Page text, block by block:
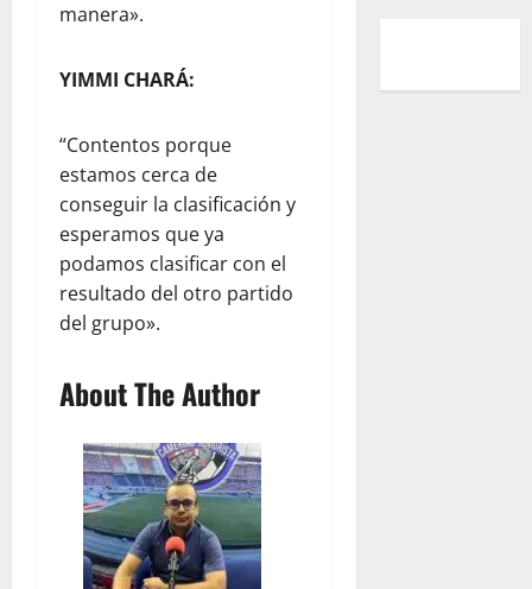
manera».
YIMMI CHARÁ:
“Contentos porque
estamos cerca de
conseguir la clasificación y
esperamos que ya
podamos clasificar con el
resultado del otro partido
del grupo».
About The Author